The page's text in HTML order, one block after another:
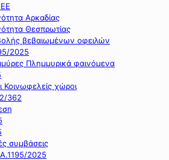
Αρκαδίας
Θεσπρωτίας
βεβαιωμένων οφειλών
2025
Πλημμυρικά φαινόμενα
Κοινωφελείς χώροι
362
συμβάσεις
2025